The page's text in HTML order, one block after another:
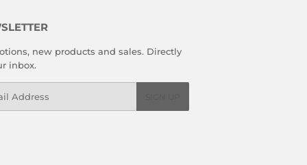
new products and sales. Directly
inbox.